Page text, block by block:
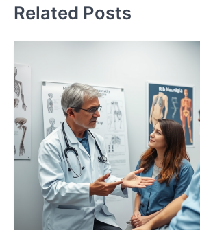
Related Posts